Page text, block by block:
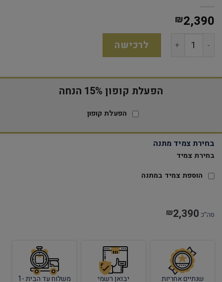
₪2,390
לרכישה
הפעלת קופון 15% הנחה
הפעלת קופון
בחירת צמיד מתנה
בחירת צמיד
הוספת צמיד במתנה
סה"כ ₪2,390
שנתיים אחריות יבואן רשמי משלוח עד הבית 1-